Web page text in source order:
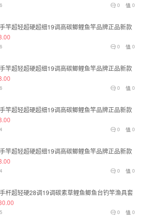
0
0
竿超轻超硬超细19调高碳鲫鲤鱼竿品牌正品新款
0
0
竿超轻超硬超细19调高碳鲫鲤鱼竿品牌正品新款
0
0
竿超轻超硬超细19调高碳鲫鲤鱼竿品牌正品新款
0
0
竿超轻超硬超细19调高碳鲫鲤鱼竿品牌正品新款
0
0
杆超轻硬28调19调碳素草鲤鱼鲫鱼台钓竿渔具套
0
0